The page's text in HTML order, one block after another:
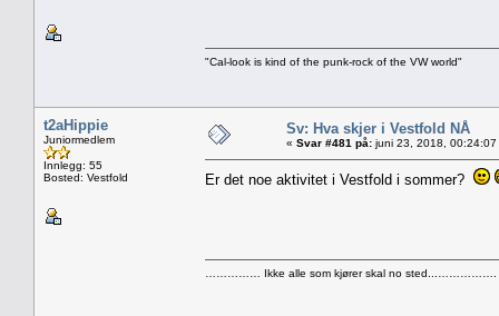
"Cal-look is kind of the punk-rock of the VW world"
t2aHippie
Juniormedlem
Innlegg: 55
Bosted: Vestfold
Sv: Hva skjer i Vestfold NÅ
« Svar #481 på: juni 23, 2018, 00:24:07
Er det noe aktivitet i Vestfold i sommer?
…………… Ikke alle som kjører skal no sted...…………….